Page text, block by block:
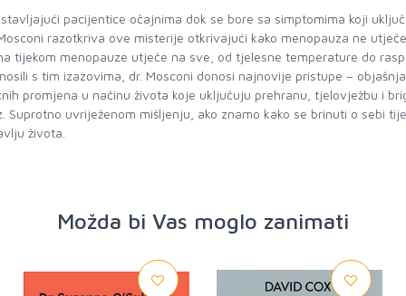
pacijentice očajnima dok se bore sa simptomima koji
razotkriva ove misterije otkrivajući kako menopauza ne
tijekom menopauze utječe na sve, od tjelesne temperature do
s tim izazovima, dr. Mosconi donosi najnovije pristupe –
promjena u načinu života koje uključuju prehranu, tjelovježbu i
uvriježenom mišljenju, ako znamo kako se brinuti o sebi
života.
Možda bi Vas moglo zanimati